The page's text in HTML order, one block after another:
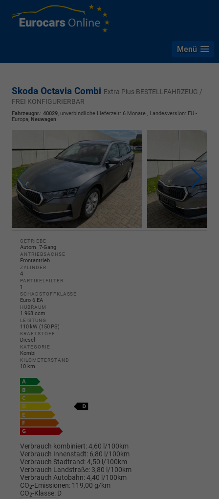
Menü
Skoda Octavia Combi Extra Plus BESTELLFAHRZEUG /
FREI KONFIGURIERBAR
Fahrzeugnr.: 40029, unverbindliche Lieferzeit: 6 Monate , Landesversion: EU -
Europa, Neuwagen
GETRIEBE
Autom. 7-Gang
ANTRIEBSACHSE
Frontantrieb
ZYLINDER
4
PARTIKELFILTER
1
SCHADSTOFFKLASSE
Euro 6 EA
HUBRAUM
1.968 ccm
LEISTUNG
110 kW (150 PS)
KRAFTSTOFF
Diesel
KATEGORIE
Kombi
KILOMETERSTAND
10 km
Verbrauch kombiniert:4,60 l/100km
Verbrauch Innenstadt: 6,80 l/100km
Verbrauch Stadtrand:4,50 l/100km
Verbrauch Landstraße: 3,80 l/100km
Verbrauch Autobahn:4,40 l/100km
CO2-Emissionen: 119,00 g/km
CO2-Klasse: D